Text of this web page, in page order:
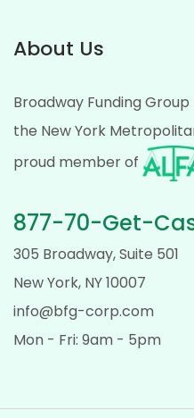
About Us
Broadway Funding
the New York
proud member of
877-70-Get-
305 Broadway, Suite 501
New York, NY 10007
info@bfg-corp.com
Mon - Fri: 9am - 5pm